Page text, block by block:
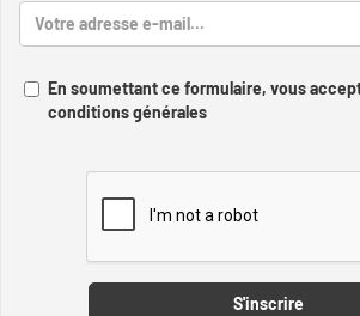
En soumettant ce formulaire, vous
conditions générales
S'inscrire